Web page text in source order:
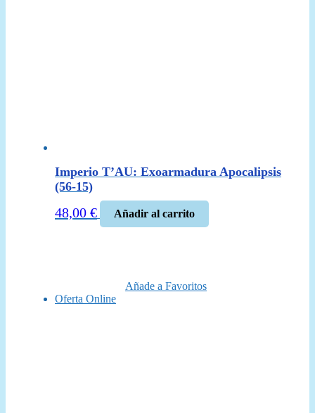
Imperio T’AU: Exoarmadura Apocalipsis
(56-15)
48,00 € Añadir al carrito
Añade a Favoritos
Oferta Online